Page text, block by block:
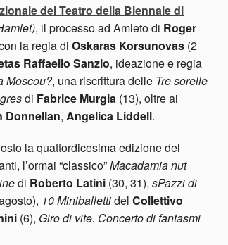
del Teatro della Biennale di
, il processo ad Amleto di Roger
la regia di Oskaras Korsunovas (2
Raffaello Sanzio, ideazione e regia
Moscou?, una riscrittura delle Tre sorelle
di Fabrice Murgia (13), oltre ai
Donnellan, Angelica Liddell.
la quattordicesima edizione del
l’ormai “classico”Macadamia nut
di Roberto Latini (30, 31), sPazzi di
10 Miniballettidel Collettivo
(6), Giro di vite. Concerto di fantasmi